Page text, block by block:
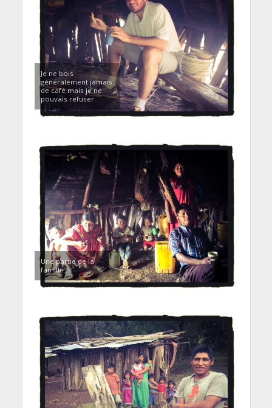
Je ne bois
généralement jamais
de café mais je ne
pouvais refuser
Une partie de la
famille